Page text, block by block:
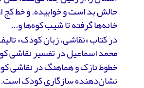
حالش بد است و خوابیده. و خط کج
خانه‌ها گرفته تا شیب کوه‌ها و...
در کتاب «نقاشی، زبان کودک»
محمد اسماعیل در تفسیر نقاشی
خطوط نازک و هماهنگ در نقاشی
نشان‌دهنده سازگاری کودک است.